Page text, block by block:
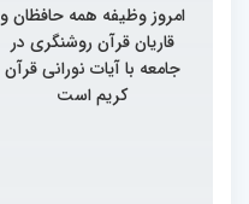
امروز وظیفه همه حافظان و
قاریان قرآن روشنگری در
جامعه با آیات نورانی قرآن
کریم است